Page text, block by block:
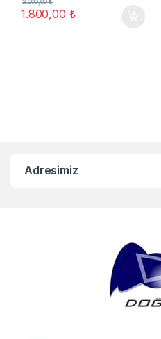
1.800,00 ₺
2.000,00₺
Adresimiz